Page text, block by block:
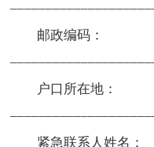
邮政编码：
户口所在地：
紧急联系人姓名：